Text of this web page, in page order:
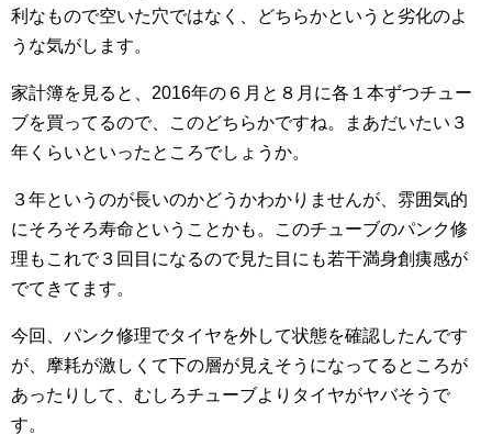
利なもので空いた穴ではなく、どちらかというと劣化のよ
うな気がします。
家計簿を見ると、2016年の６月と８月に各１本ずつチュー
ブを買ってるので、このどちらかですね。まあだいたい３
年くらいといったところでしょうか。
３年というのが長いのかどうかわかりませんが、雰囲気的
にそろそろ寿命ということかも。このチューブのパンク修
理もこれで３回目になるので見た目にも若干満身創痍感が
でてきてます。
今回、パンク修理でタイヤを外して状態を確認したんです
が、摩耗が激しくて下の層が見えそうになってるところが
あったりして、むしろチューブよりタイヤがヤバそうで
す。